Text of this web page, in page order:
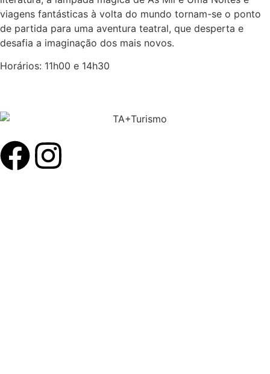
viagens fantásticas à volta do mundo tornam-se o ponto
de partida para uma aventura teatral, que desperta e
desafia a imaginação dos mais novos.
Horários: 11h00 e 14h30